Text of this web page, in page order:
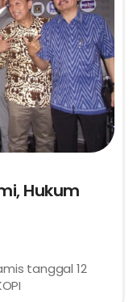
Hukum
tanggal 12